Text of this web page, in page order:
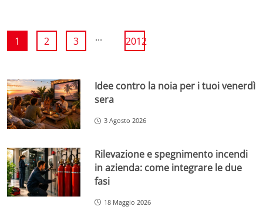
1 2 3 ... 2012
Idee contro la noia per i tuoi venerdì
sera
3 Agosto 2026
Rilevazione e spegnimento incendi
in azienda: come integrare le due
fasi
18 Maggio 2026